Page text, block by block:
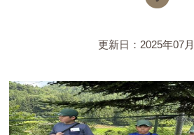
YouTubeチャンネル
留学の申し込み
通年コース
更新日：2025年07